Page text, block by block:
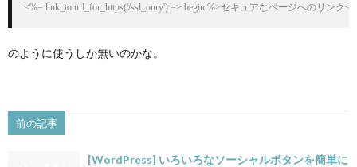
<%= link_to url_for_https('/ssl_onry') => begin %>セキュアなページへのリンク
のように使うしか無いのかな。
前の記事
[WordPress] いろいろなソーシャルボタンを簡単に